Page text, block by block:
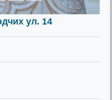
ул. 14